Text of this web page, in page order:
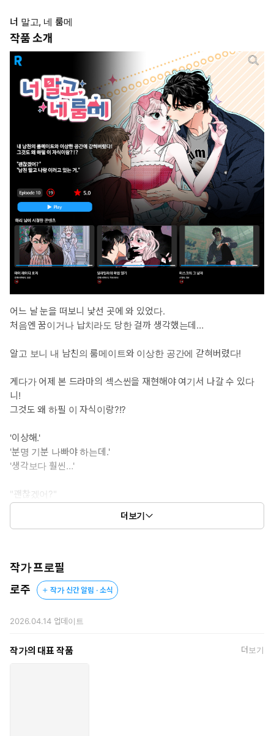
너 말고, 네 룸메
작품 소개
어느 날 눈을 떠보니 낯선 곳에 와 있었다.
처음엔 꿈이거나 납치라도 당한 걸까 생각했는데…
알고 보니 내 남친의 룸메이트와 이상한 공간에 갇혀버렸다!
게다가 어제 본 드라마의 섹스씬을 재현해야 여기서 나갈 수 있다
니!
그것도 왜 하필 이 자식이랑?!?
'이상해.'
'분명 기분 나빠야 하는데.'
'생각보다 훨씬…'
"괜찮겠어?"
"남친 말고 나랑 이러고 있는 거."
"어쩔 수 없다기엔.. 너무 좋아하는데."
더보기
작가 프로필
로주
작가 신간 알림 · 소식
2026.04.14업데이트
작가의 대표 작품 더보기